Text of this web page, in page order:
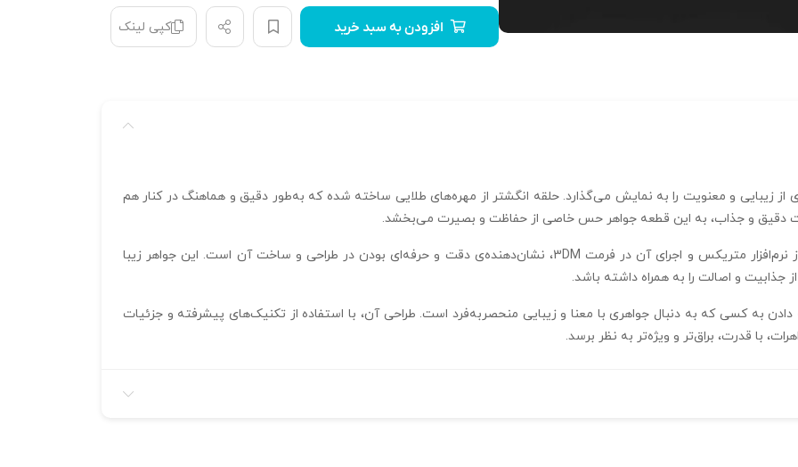
افزودن به سبد خرید کپی لینک
زیبایی و معنویت را به نمایش می‌گذارد. حلقه انگشتر از مهره‌های طلایی ساخته شده که به‌طور دقیق و هماهنگ در کنار هم
دقیق و جذاب، به این قطعه جواهر حس خاصی از حفاظت و بصیرت می‌بخشد.
ضخامت 30 میکرون این انگشتر، به لطف استفاده از نرم‌افزار متریکس و اجرای آن در فرمت 3DM، نشان‌دهنده‌ی دقت و حرفه‌ای بودن در طراحی و ساخت آن است. این جواهر زیبا
جذابیت و اصالت را به همراه داشته باشد.
دادن به کسی که به دنبال جواهری با معنا و زیبایی منحصربه‌فرد است. طراحی آن، با استفاده از تکنیک‌های پیشرفته و جزئیات
با قدرت، براق‌تر و ویژه‌تر به نظر برسد.